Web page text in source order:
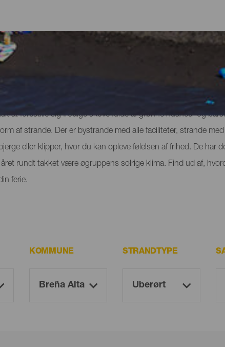
at forestille sig frodige skove fulde af grønne nuancer og
af strande. Der er bystrande med alle faciliteter, strande
eller klipper, hvor du kan opleve følelsen af frihed. De har
rundt takket være øgruppens solrige klima. Find ud af,
ferie.
KOMMUNE STRANDTYPE